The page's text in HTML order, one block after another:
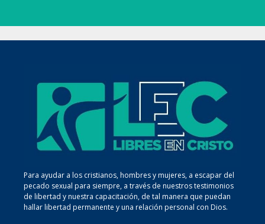
Para ayudar a los cristianos, hombres y mujeres, a escapar del
pecado sexual para siempre, a través de nuestros testimonios
de libertad y nuestra capacitación, de tal manera que puedan
hallar libertad permanente y una relación personal con Dios.